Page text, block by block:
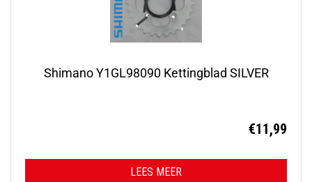
Shimano Y1GL98090 Kettingblad SILVER
€11,99
LEES MEER